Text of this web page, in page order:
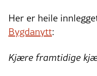
Her er heile
Bygdanytt:
Kjære framtidige